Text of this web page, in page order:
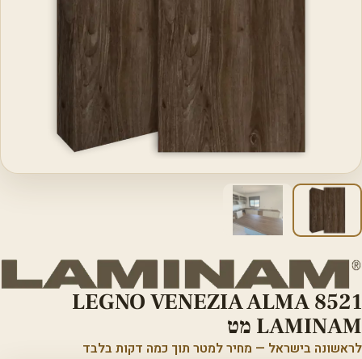
LEGNO VENEZIA ALMA 8521
LAMINAM מט
לראשונה בישראל — מחיר למטר תוך כמה דקות בלבד